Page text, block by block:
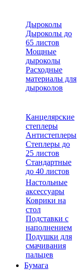
Дыроколы
Дыроколы до
65 листов
Мощные
дыроколы
Расходные
материалы для
дыроколов
Канцелярские
степлеры
Антистеплеры
Степлеры до
25 листов
Стандартные
до 40 листов
Настольные
аксессуары
Коврики на
стол
Подставки с
наполнением
Подушки для
смачивания
пальцев
Бумага